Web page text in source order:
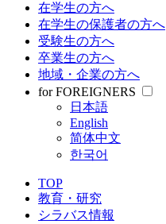
在学生の方へ
在学生の保護者の方へ
受験生の方へ
卒業生の方へ
地域・企業の方へ
for FOREIGNERS
日本語
English
简体中文
한국어
TOP
教育・研究
シラバス情報